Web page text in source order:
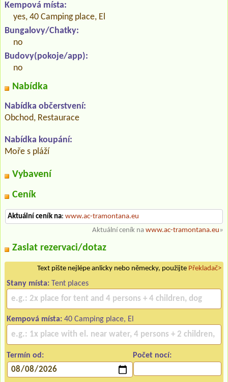
Kempová místa:
yes, 40 Camping place, El
Bungalovy/Chatky:
no
Budovy(pokoje/app):
no
Nabídka
Nabídka občerstvení:
Obchod, Restaurace
Nabídka koupání:
Moře s pláží
Vybavení
Ceník
Aktuální ceník na: www.ac-tramontana.eu
Aktuální ceník na www.ac-tramontana.eu»
Zaslat rezervaci/dotaz
Text pište nejlépe anlicky nebo německy, použijte Překladač>
Stany místa: Tent places
Kempová místa: 40 Camping place, El
Termín od: Počet nocí: